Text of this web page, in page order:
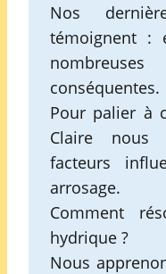
Nos
témoignent :
conséquentes.
Pour palier à
Claire nous
facteurs
arrosage.
Comment
hydrique ?
Nous